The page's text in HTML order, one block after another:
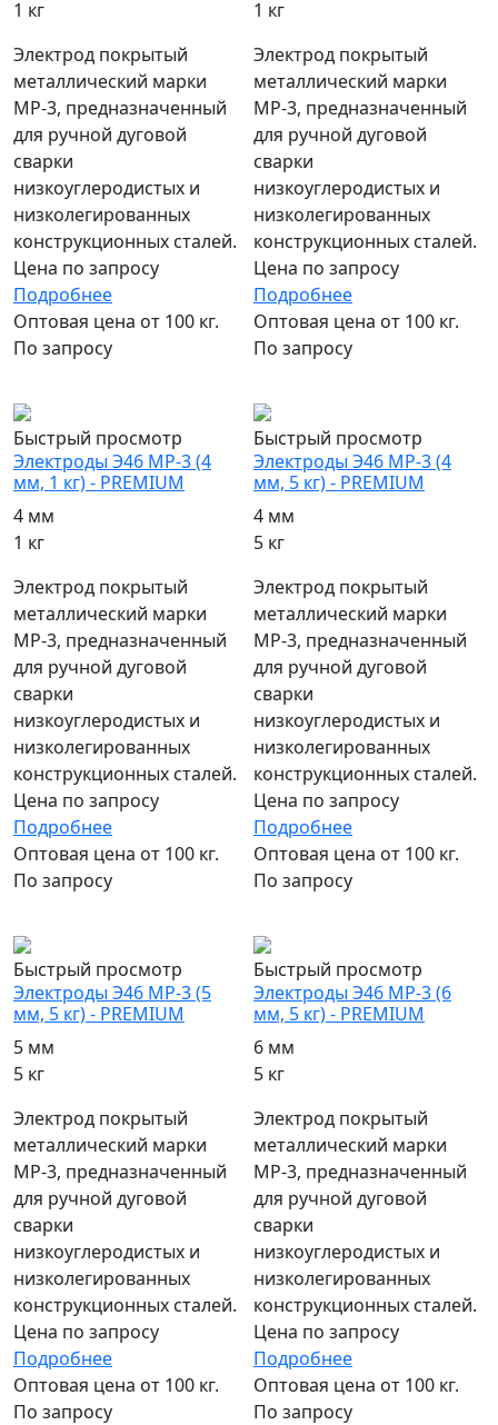
1 кг
Электрод покрытый
металлический марки
МР-3, предназначенный
для ручной дуговой
сварки
низкоуглеродистых и
низколегированных
конструкционных сталей.
Цена по запросу
Подробнее
Оптовая цена от 100 кг.
По запросу
1 кг
Электрод покрытый
металлический марки
МР-3, предназначенный
для ручной дуговой
сварки
низкоуглеродистых и
низколегированных
конструкционных сталей.
Цена по запросу
Подробнее
Оптовая цена от 100 кг.
По запросу
Быстрый просмотр
Электроды Э46 МР-3 (4
мм, 1 кг) - PREMIUM
4 мм
1 кг
Электрод покрытый
металлический марки
МР-3, предназначенный
для ручной дуговой
сварки
низкоуглеродистых и
низколегированных
конструкционных сталей.
Цена по запросу
Подробнее
Оптовая цена от 100 кг.
По запросу
Быстрый просмотр
Электроды Э46 МР-3 (4
мм, 5 кг) - PREMIUM
4 мм
5 кг
Электрод покрытый
металлический марки
МР-3, предназначенный
для ручной дуговой
сварки
низкоуглеродистых и
низколегированных
конструкционных сталей.
Цена по запросу
Подробнее
Оптовая цена от 100 кг.
По запросу
Быстрый просмотр
Электроды Э46 МР-3 (5
мм, 5 кг) - PREMIUM
5 мм
5 кг
Электрод покрытый
металлический марки
МР-3, предназначенный
для ручной дуговой
сварки
низкоуглеродистых и
низколегированных
конструкционных сталей.
Цена по запросу
Подробнее
Оптовая цена от 100 кг.
По запросу
Быстрый просмотр
Электроды Э46 МР-3 (6
мм, 5 кг) - PREMIUM
6 мм
5 кг
Электрод покрытый
металлический марки
МР-3, предназначенный
для ручной дуговой
сварки
низкоуглеродистых и
низколегированных
конструкционных сталей.
Цена по запросу
Подробнее
Оптовая цена от 100 кг.
По запросу